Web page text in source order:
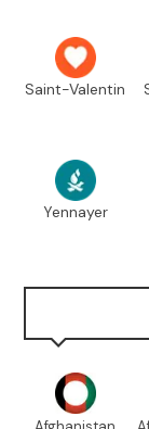
Saint-Valentin
Yennayer